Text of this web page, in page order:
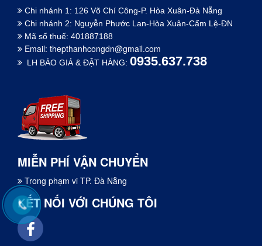
Chi nhánh 1: 126 Võ Chí Công-P. Hòa Xuân-Đà Nẵng
Chi nhánh 2: Nguyễn Phước Lan-Hòa Xuân-Cẩm Lệ-ĐN
Mã số thuế: 401887188
Email: thepthanhcongdn@gmail.com
LH BÁO GIÁ & ĐẶT HÀNG: 0935.637.738
MIỄN PHÍ VẬN CHUYỂN
Trong phạm vi TP. Đà Nẵng
KẾT NỐI VỚI CHÚNG TÔI